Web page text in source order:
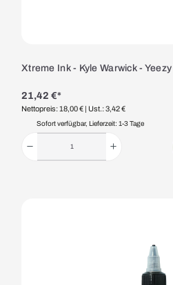
Xtreme Ink - Kyle Warwick -
21,42 €*
Nettopreis: 18,00 € | Ust.: 3,42 €
Sofort verfügbar, Lieferzeit: 1-3 Tage